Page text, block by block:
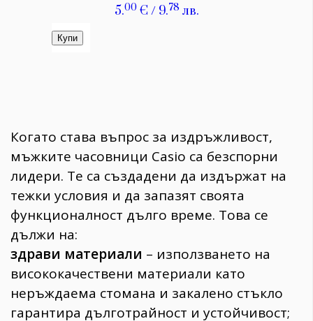
Когато става въпрос за издръжливост,
мъжките часовници Casio са безспорни
лидери. Те са създадени да издържат на
тежки условия и да запазят своята
функционалност дълго време. Това се
дължи на:
здрави материали – използването на
висококачествени материали като
неръждаема стомана и закалено стъкло
гарантира дълготрайност и устойчивост;